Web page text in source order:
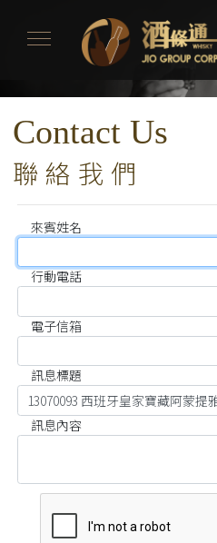
Contact Us
聯絡我們
來賓姓名
行動電話
電子信箱
訊息標題
訊息內容